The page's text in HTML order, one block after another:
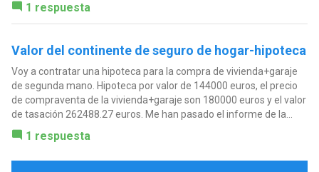
1 respuesta
Valor del continente de seguro de hogar-hipoteca
Voy a contratar una hipoteca para la compra de vivienda+garaje
de segunda mano. Hipoteca por valor de 144000 euros, el precio
de compraventa de la vivienda+garaje son 180000 euros y el valor
de tasación 262488.27 euros. Me han pasado el informe de la...
1 respuesta